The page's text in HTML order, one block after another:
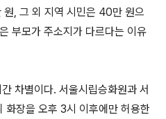
원, 그 외 지역 시민은 40만 원으
부모가 주소지가 다르다는 이유
차별이다. 서울시립승화원과 서
화장을 오후 3시 이후에만 허용한